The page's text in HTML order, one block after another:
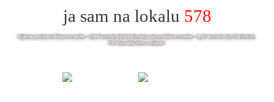
ja sam na lokalu 578